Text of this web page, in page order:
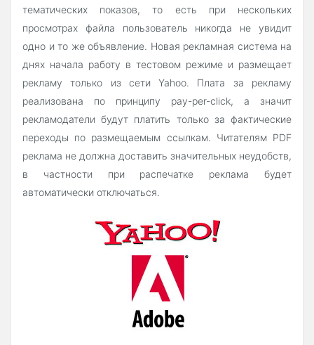
тематических показов, то есть при нескольких
просмотрах файла пользователь никогда не увидит
одно и то же объявление. Новая рекламная система на
днях начала работу в тестовом режиме и размещает
рекламу только из сети Yahoo. Плата за рекламу
реализована по принципу pay-per-click, а значит
рекламодатели будут платить только за фактические
переходы по размещаемым ссылкам. Читателям PDF
реклама не должна доставить значительных неудобств,
в частности при распечатке реклама будет
автоматически отключаться.